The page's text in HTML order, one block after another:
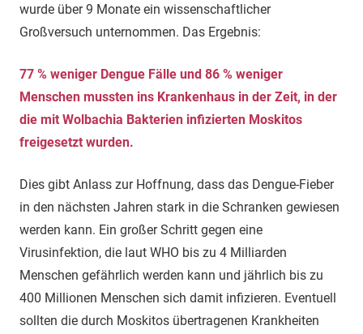
wurde über 9 Monate ein wissenschaftlicher
Großversuch unternommen. Das Ergebnis:
77 % weniger Dengue Fälle und 86 % weniger
Menschen mussten ins Krankenhaus in der Zeit, in der
die mit Wolbachia Bakterien infizierten Moskitos
freigesetzt wurden.
Dies gibt Anlass zur Hoffnung, dass das Dengue-Fieber
in den nächsten Jahren stark in die Schranken gewiesen
werden kann. Ein großer Schritt gegen eine
Virusinfektion, die laut WHO bis zu 4 Milliarden
Menschen gefährlich werden kann und jährlich bis zu
400 Millionen Menschen sich damit infizieren. Eventuell
sollten die durch Moskitos übertragenen Krankheiten